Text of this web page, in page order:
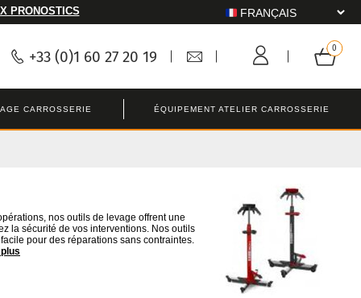
PRONOSTICS
+33 (0)1 60 27 20 19
CARROSSERIE ÉQUIPEMENT ATELIER CARROSSERIE
nos outils de levage offrent une
la sécurité de vos interventions. Nos outils
pour des réparations sans contraintes.